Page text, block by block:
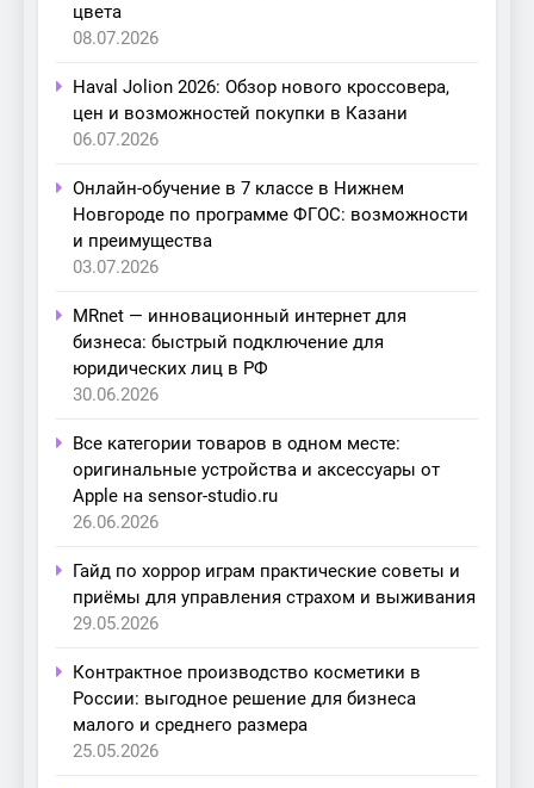
цвета
08.07.2026
Haval Jolion 2026: Обзор нового кроссовера,
цен и возможностей покупки в Казани
06.07.2026
Онлайн-обучение в 7 классе в Нижнем
Новгороде по программе ФГОС: возможности
и преимущества
03.07.2026
MRnet — инновационный интернет для
бизнеса: быстрый подключение для
юридических лиц в РФ
30.06.2026
Все категории товаров в одном месте:
оригинальные устройства и аксессуары от
Apple на sensor-studio.ru
26.06.2026
Гайд по хоррор играм практические советы и
приёмы для управления страхом и выживания
29.05.2026
Контрактное производство косметики в
России: выгодное решение для бизнеса
малого и среднего размера
25.05.2026